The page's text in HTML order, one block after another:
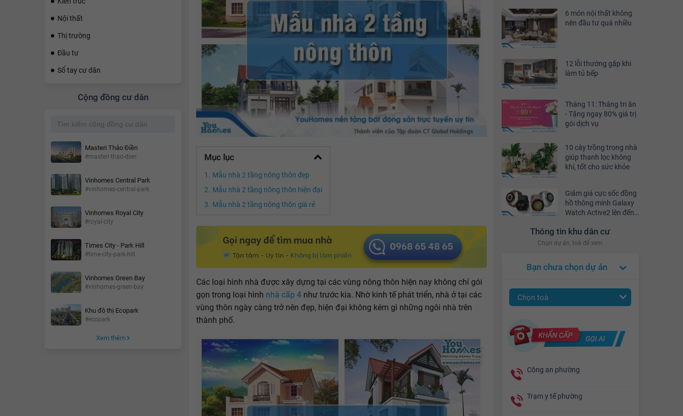
Nội thất
Thị trường
Đầu tư
Sổ tay cư dân
Cộng đồng cư dân
Masteri Thảo Điền
#masteri-thao-dien
Vinhomes Central Park
#vinhomes-central-park
Vinhomes Royal City
#royal-city
Times City - Park Hill
#time-city-park-hill
Vinhomes Green Bay
#vinhomes-green-bay
Khu đô thị Ecopark
#ecopark
Xem thêm
6 món nội thất không
nên đầu tư quá nhiều
12 lỗi thường gặp khi
làm tủ bếp
Tháng 11: Tháng tri ân
- Tặng ngay 80% giá trị
gói dịch vụ
10 cây trồng trong nhà
giúp thanh lọc không
khí, tốt cho sức khỏe
Giảm giá cực sốc đồng
hồ thông minh Galaxy
Watch Active2 lên đến
Thông tin khu dân cư
Chọn dự án, toà để xem
Bạn chưa chọn dự án
Chọn toà
Công an phường
Trạm y tế phường
Mục lục
Mẫu nhà 2 tầng nông thôn đẹp
Mẫu nhà 2 tầng nông thôn hiện đại
Mẫu nhà 2 tầng nông thôn giá rẻ
Các loại hình nhà được xây dựng tại các vùng nông thôn hiện nay không chỉ gói
gọn trong loại hình nhà cấp 4 như trước kia. Nhờ kinh tế phát triển, nhà ở tại các
vùng thôn ngày càng trở nên đẹp, hiện đại không kém gì những ngôi nhà trên
thành phố.